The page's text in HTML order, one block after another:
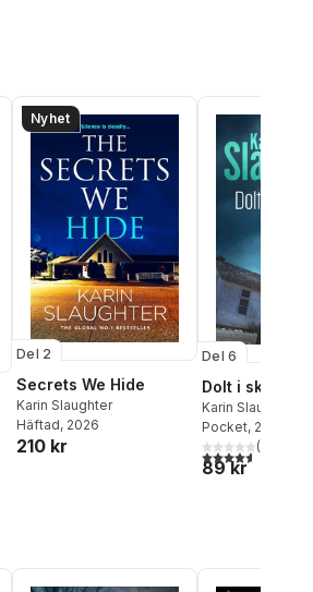
röster:
Nyhet
Del 2
Secrets We Hide
Karin Slaughter
Häftad, 2026
210 kr
Del 6
Dolt i
Karin Slaughter
Pocket, 2021
4,6utav 5(
89 kr